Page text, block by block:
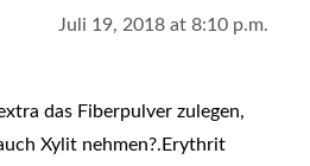
Juli 19, 2018 at 8:10 p.m.
das Fiberpulver zulegen,
Xylit nehmen?.Erythrit